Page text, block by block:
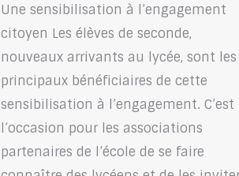
Une sensibilisation à l’engagement
citoyen Les élèves de seconde,
nouveaux arrivants au lycée, sont les
principaux bénéficiaires de cette
sensibilisation à l’engagement. C’est
l’occasion pour les associations
partenaires de l’école de se faire